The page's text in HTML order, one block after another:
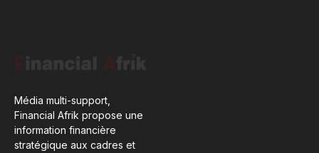
Média multi-support,
Financial Afrik propose une
information financière
stratégique aux cadres et